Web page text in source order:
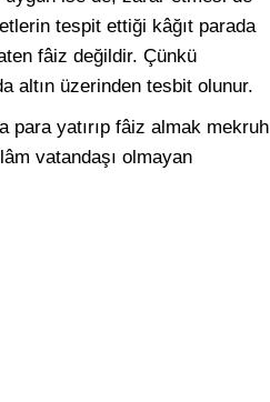
tespit ettiği kâğıt parada
fâiz değildir. Çünkü
altın üzerinden tesbit olunur.
para yatırıp fâiz almak mekruh
vatandaşı olmayan